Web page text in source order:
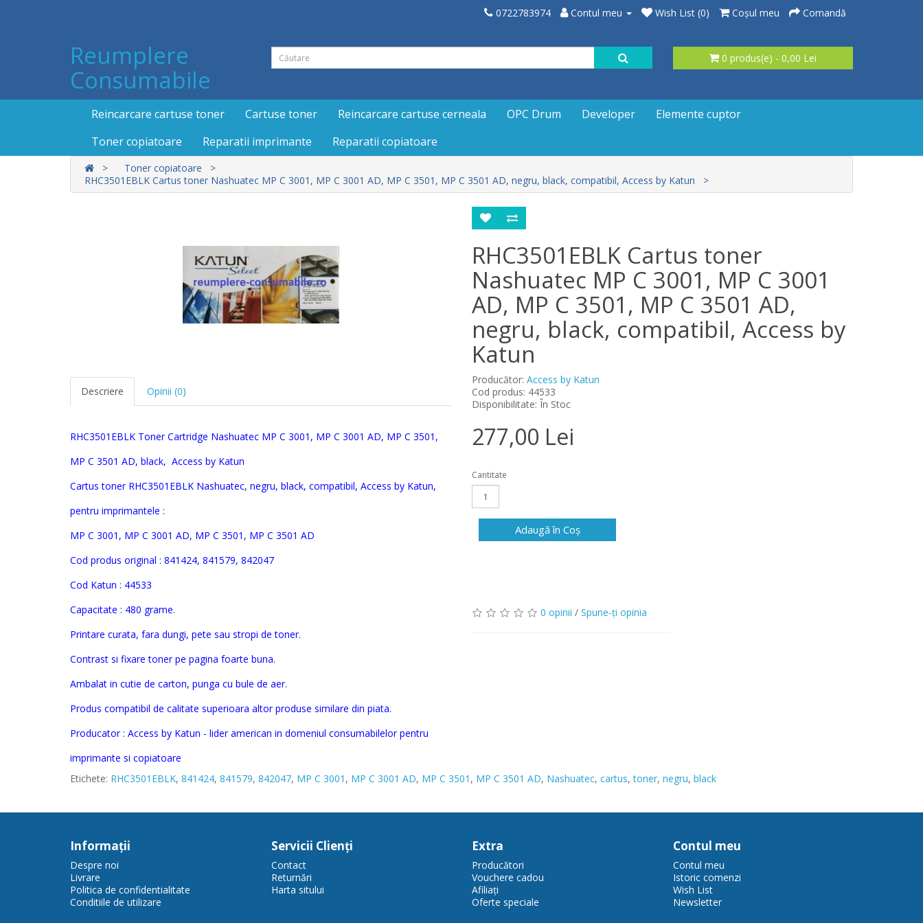
0722783974 Contul meu Wish List (0) Coşul meu Comandă
Reumplere
Consumabile
0 produs(e) - 0,00 Lei
Reincarcare cartuse toner Cartuse toner Reincarcare cartuse cerneala OPC Drum Developer
Elemente cuptor
Toner copiatoare
Reparatii imprimante Reparatii copiatoare
Toner copiatoare
RHC3501EBLK Cartus toner Nashuatec MP C 3001, MP C 3001 AD, MP C 3501, MP C 3501 AD, negru, black, compatibil, Access by Katun
Descriere Opinii (0)
RHC3501EBLK Toner Cartridge Nashuatec MP C 3001, MP C 3001 AD, MP C 3501,
MP C 3501 AD, black, Access by Katun
Cartus toner RHC3501EBLK Nashuatec, negru, black, compatibil, Access by Katun,
pentru imprimantele :
MP C 3001, MP C 3001 AD, MP C 3501, MP C 3501 AD
Cod produs original : 841424, 841579, 842047
Cod Katun : 44533
Capacitate : 480 grame.
Printare curata, fara dungi, pete sau stropi de toner.
Contrast si fixare toner pe pagina foarte buna.
Ambalat in cutie de carton, punga cu bule de aer.
Produs compatibil de calitate superioara altor produse similare din piata.
Producator : Access by Katun - lider american in domeniul consumabilelor pentru
imprimante si copiatoare
RHC3501EBLK Cartus toner
Nashuatec MP C 3001, MP C 3001
AD, MP C 3501, MP C 3501 AD,
negru, black, compatibil, Access by
Katun
Producător: Access by Katun
Cod produs: 44533
Disponibilitate: În Stoc
277,00 Lei
Cantitate
Adaugă în Coş
0 opinii / Spune-ţi opinia
Etichete: RHC3501EBLK, 841424, 841579, 842047, MP C 3001 , MP C 3001 AD, MP C 3501 , MP C 3501 AD, Nashuatec, cartus,toner, negru, black
Informaţii
Despre noi
Livrare
Politica de confidentialitate
Conditiile de utilizare
Servicii Clienţi
Contact
Returnări
Harta sitului
Extra
Producători
Vouchere cadou
Afiliaţi
Oferte speciale
Contul meu
Contul meu
Istoric comenzi
Wish List
Newsletter